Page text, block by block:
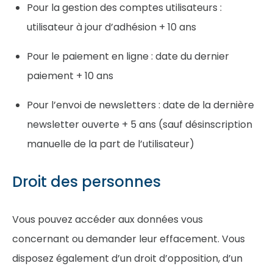
Pour la gestion des comptes utilisateurs :
utilisateur à jour d’adhésion + 10 ans
Pour le paiement en ligne : date du dernier
paiement + 10 ans
Pour l’envoi de newsletters : date de la dernière
newsletter ouverte + 5 ans (sauf désinscription
manuelle de la part de l’utilisateur)
Droit des personnes
Vous pouvez accéder aux données vous
concernant ou demander leur effacement. Vous
disposez également d’un droit d’opposition, d’un